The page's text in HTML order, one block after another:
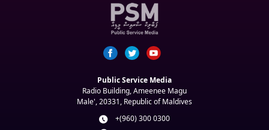
Public Service Media
Radio Building, Ameenee Magu
Male', 20331, Republic of Maldives
+(960) 300 0300